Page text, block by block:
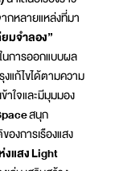
กหลายแหล่งที่มา
มจำลอง”
นการออกแบบผล
แก้ไขได้ตามความ
าใจและมีมุมมอง
สนุก
งการเรืองแสง
งแสงLight